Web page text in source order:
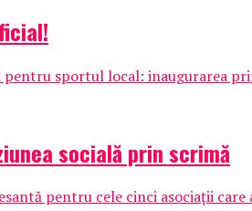
sportul local: inaugurarea
socială prin scrimă
pentru cele cinci asociații care